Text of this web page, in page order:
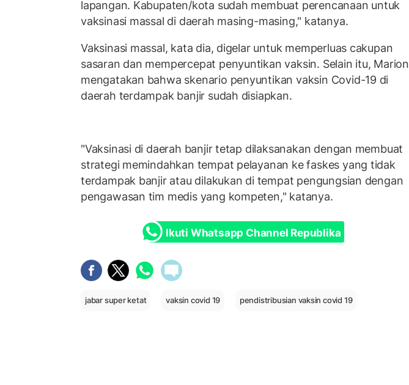
lapangan. Kabupaten/kota sudah membuat perencanaan untuk
vaksinasi massal di daerah masing-masing," katanya.
Vaksinasi massal, kata dia, digelar untuk memperluas cakupan
sasaran dan mempercepat penyuntikan vaksin. Selain itu, Marion
mengatakan bahwa skenario penyuntikan vaksin Covid-19 di
daerah terdampak banjir sudah disiapkan.
"Vaksinasi di daerah banjir tetap dilaksanakan dengan membuat
strategi memindahkan tempat pelayanan ke faskes yang tidak
terdampak banjir atau dilakukan di tempat pengungsian dengan
pengawasan tim medis yang kompeten," katanya.
Ikuti Whatsapp Channel Republika
jabar super ketat vaksin covid 19 pendistribusian vaksin covid 19